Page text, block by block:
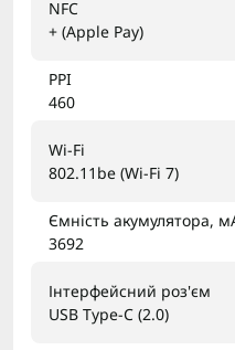
NFC
+ (Apple Pay)
PPI
460
Wi-Fi
802.11be (Wi-Fi 7)
Ємність акумулятора,
3692
Інтерфейсний роз'єм
USB Type-C (2.0)